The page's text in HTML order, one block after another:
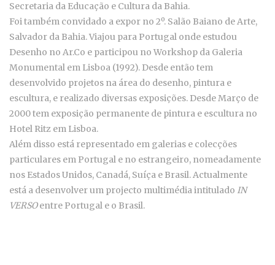
Secretaria da Educação e Cultura da Bahia.
Foi também convidado a expor no 2º. Salão Baiano de Arte,
Salvador da Bahia. Viajou para Portugal onde estudou
Desenho no Ar.Co e participou no Workshop da Galeria
Monumental em Lisboa (1992). Desde então tem
desenvolvido projetos na área do desenho, pintura e
escultura, e realizado diversas exposições. Desde Março de
2000 tem exposição permanente de pintura e escultura no
Hotel Ritz em Lisboa.
Além disso está representado em galerias e colecções
particulares em Portugal e no estrangeiro, nomeadamente
nos Estados Unidos, Canadá, Suíça e Brasil. Actualmente
está a desenvolver um projecto multimédia intitulado IN
VERSOentre Portugal e o Brasil.